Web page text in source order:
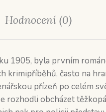
Hodnocení (0)
1905, byla prvním
krimipříběhů, často na
přízeň po celém
rozhodli obcházet